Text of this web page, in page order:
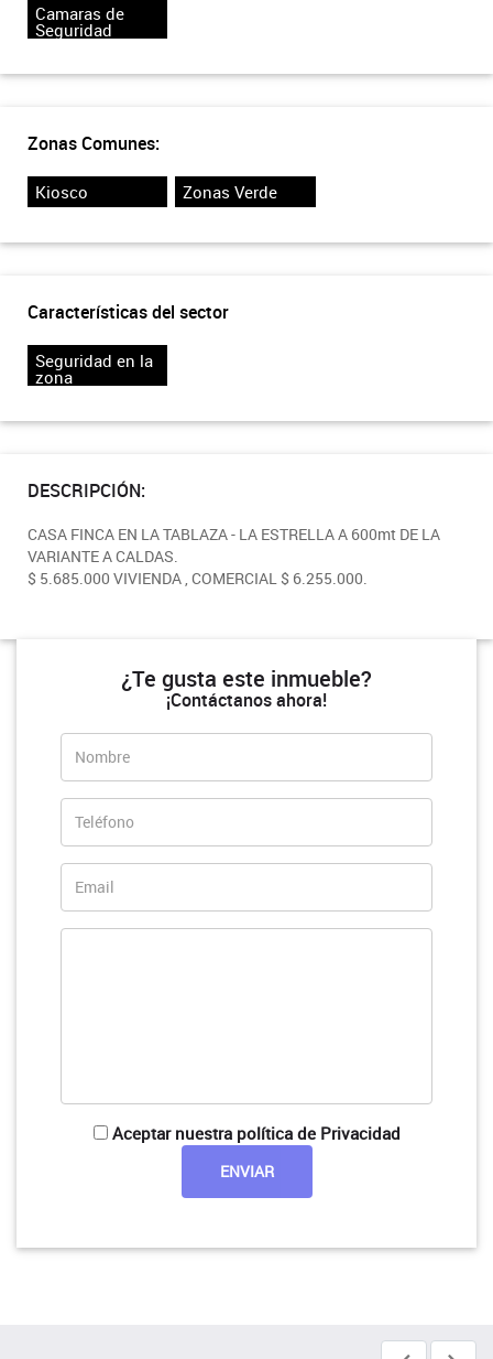
Camaras de
Seguridad
Zonas Comunes:
Kiosco Zonas Verde
Características del sector
Seguridad en la
zona
DESCRIPCIÓN:
CASA FINCA EN LA TABLAZA - LA ESTRELLA A 600mt DE LA
VARIANTE A CALDAS.
$ 5.685.000 VIVIENDA , COMERCIAL $ 6.255.000.
¿Te gusta este inmueble?
¡Contáctanos ahora!
Aceptar nuestra política de Privacidad